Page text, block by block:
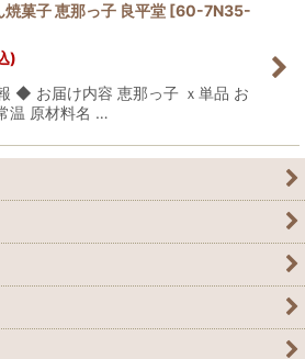
焼菓子 恵那っ子 良平堂 [60-7N35-
)
◆ お届け内容 恵那っ子 ｘ単品 お
温 原材料名 …